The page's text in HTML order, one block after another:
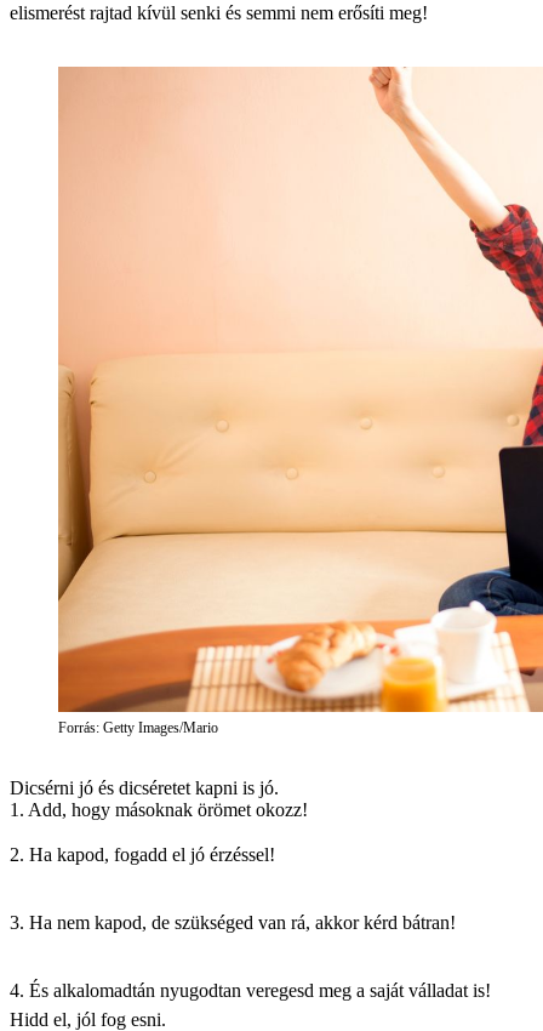
elismerést rajtad kívül senki és semmi nem erősíti meg!
Forrás: Getty Images/Mario
Dicsérni jó és dicséretet kapni is jó.
1. Add, hogy másoknak örömet okozz!
2. Ha kapod, fogadd el jó érzéssel!
3. Ha nem kapod, de szükséged van rá, akkor kérd bátran!
4. És alkalomadtán nyugodtan veregesd meg a saját válladat is!
Hidd el, jól fog esni.